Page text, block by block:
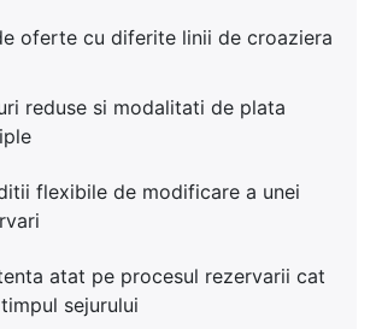
oferte cu diferite linii de croaziera
reduse si modalitati de plata
flexibile de modificare a unei
atat pe procesul rezervarii cat
sejurului